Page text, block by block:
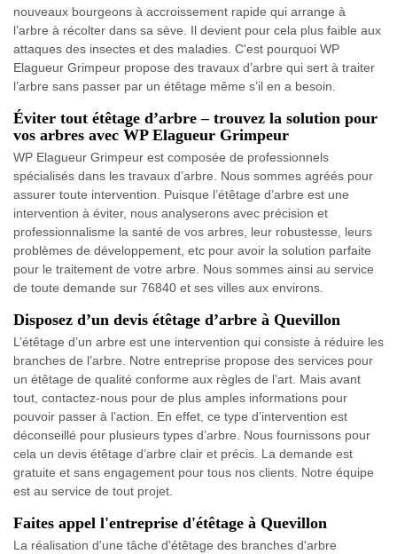
nouveaux bourgeons à accroissement rapide qui arrange à
l’arbre à récolter dans sa sève. Il devient pour cela plus faible aux
attaques des insectes et des maladies. C'est pourquoi WP
Elagueur Grimpeur propose des travaux d’arbre qui sert à traiter
l’arbre sans passer par un étêtage même s’il en a besoin.
Éviter tout étêtage d’arbre – trouvez la solution pour
vos arbres avec WP Elagueur Grimpeur
WP Elagueur Grimpeur est composée de professionnels
spécialisés dans les travaux d’arbre. Nous sommes agréés pour
assurer toute intervention. Puisque l’étêtage d’arbre est une
intervention à éviter, nous analyserons avec précision et
professionnalisme la santé de vos arbres, leur robustesse, leurs
problèmes de développement, etc pour avoir la solution parfaite
pour le traitement de votre arbre. Nous sommes ainsi au service
de toute demande sur 76840 et ses villes aux environs.
Disposez d’un devis étêtage d’arbre à Quevillon
L’étêtage d’un arbre est une intervention qui consiste à réduire les
branches de l’arbre. Notre entreprise propose des services pour
un étêtage de qualité conforme aux règles de l’art. Mais avant
tout, contactez-nous pour de plus amples informations pour
pouvoir passer à l’action. En effet, ce type d’intervention est
déconseillé pour plusieurs types d’arbre. Nous fournissons pour
cela un devis étêtage d’arbre clair et précis. La demande est
gratuite et sans engagement pour tous nos clients. Notre équipe
est au service de tout projet.
Faites appel l'entreprise d'étêtage à Quevillon
La réalisation d'une tâche d'étêtage des branches d'arbre